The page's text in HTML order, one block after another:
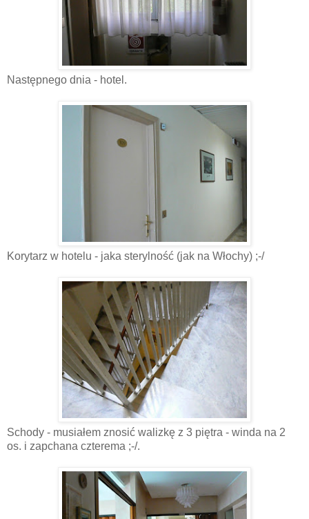
Następnego dnia - hotel.
Korytarz w hotelu - jaka sterylność (jak na Włochy) ;-/
Schody - musiałem znosić walizkę z 3 piętra - winda na 2
os. i zapchana czterema ;-/.